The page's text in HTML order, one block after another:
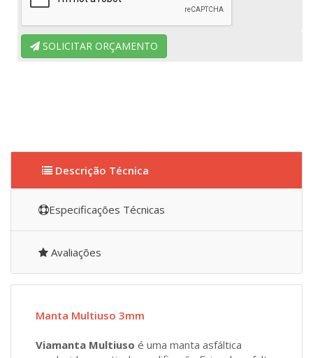
SOLICITAR ORÇAMENTO
Descrição Técnica
Especificações Técnicas
Avaliações
Manta Multiuso 3mm
Viamanta Multiuso é uma manta asfáltica